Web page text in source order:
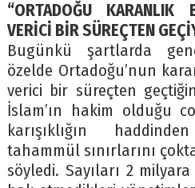
“ORTADOĞU KARANLIK
VERİCİ BİR SÜREÇTEN
Bugünkü şartlarda
özelde Ortadoğu’nun
verici bir süreçten
İslam’ın hakim olduğu
karışıklığın
tahammül sınırlarını
söyledi. Sayıları 2